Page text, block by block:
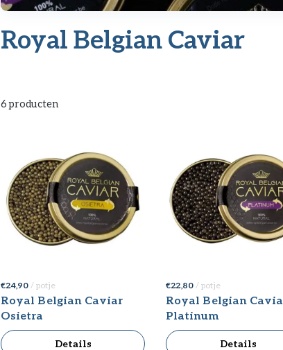
Royal Belgian Caviar
6 producten
€ 24,90 / potje
Royal Belgian Caviar
Osietra
Details
€ 22,80 / potje
Royal Belgian Caviar
Platinum
Details